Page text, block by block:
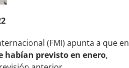
(FMI) apunta a que en
habían previsto en enero,